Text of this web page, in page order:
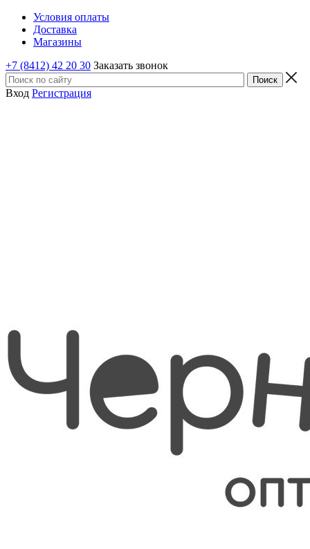
Условия оплаты
Доставка
Магазины
+7 (8412) 42 20 30 Заказать звонок
Вход Регистрация